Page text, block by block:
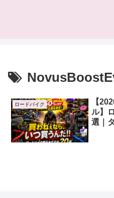
ロードバイク
【
ル】
選｜